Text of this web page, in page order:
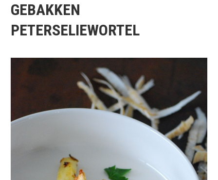
GEBAKKEN
PETERSELIEWORTEL